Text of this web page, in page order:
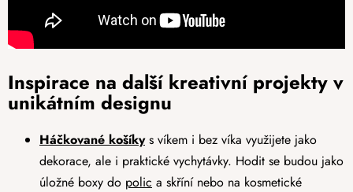
Inspirace na další kreativní projekty v
unikátním designu
Háčkované košíkys víkem i bez víka využijete jako
dekorace, ale i praktické vychytávky. Hodit se budou jako
úložné boxy do polic a skříní nebo na kosmetické